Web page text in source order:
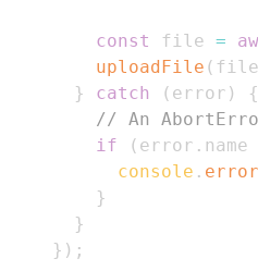
const file =
uploadFile ( file
}
catch ( error )
{
// An
if
( error . name
console . error
}
}
} ) ;